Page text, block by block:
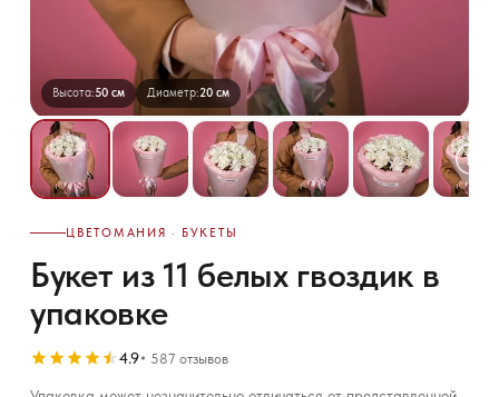
Высота:50 см Диаметр:20 см
ЦВЕТОМАНИЯ · БУКЕТЫ
Букет из 11 белых гвоздик в
упаковке
4.9 587 отзывов